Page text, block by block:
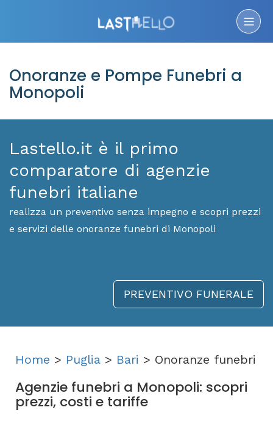
Onoranze e Pompe Funebri a
Monopoli
Lastello.it è il primo
comparatore di agenzie
funebri italiane
realizza un preventivo senza impegno e scopri prezzi
e servizi delle onoranze funebri di Monopoli
PREVENTIVO FUNERALE
Home > Puglia > Bari > Onoranze funebri
Agenzie funebri a Monopoli: scopri
prezzi, costi e tariffe